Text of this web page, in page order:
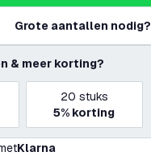
Grote aantallen nodig?
& meer korting?
20 stuks
5% korting
Klarna